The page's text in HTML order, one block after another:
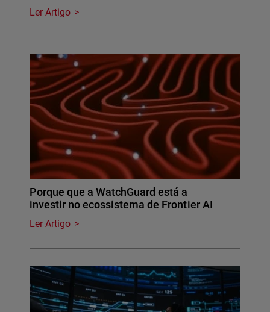
Ler Artigo
Porque que a WatchGuard está a
investir no ecossistema de Frontier AI
Ler Artigo